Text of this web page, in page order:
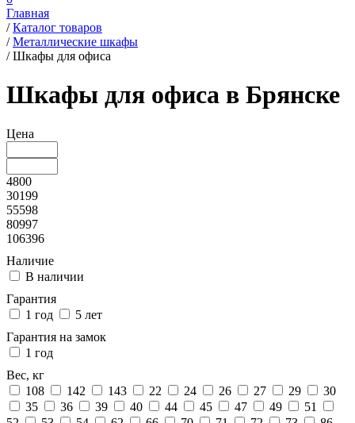
Главная
/ Каталог товаров
/ Металлические шкафы
/ Шкафы для офиса
Шкафы для офиса в Брянске
Цена
4800
30199
55598
80997
106396
Наличие
В наличии
Гарантия
1 год
5 лет
Гарантия на замок
1 год
Вес, кг
108
142 143 22 24 26 27 29
30
35
36 39 40 44 45 47 49
51